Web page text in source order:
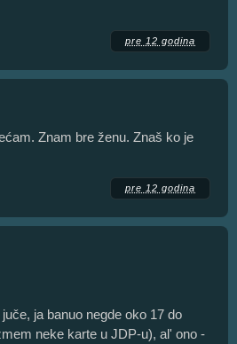
pre 12 godina
Znam bre ženu. Znaš ko je
pre 12 godina
ja banuo negde oko 17 do
neke karte u JDP-u), al' ono -